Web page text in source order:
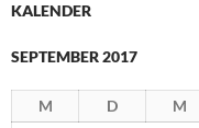
KALENDER
SEPTEMBER 2017
M D M